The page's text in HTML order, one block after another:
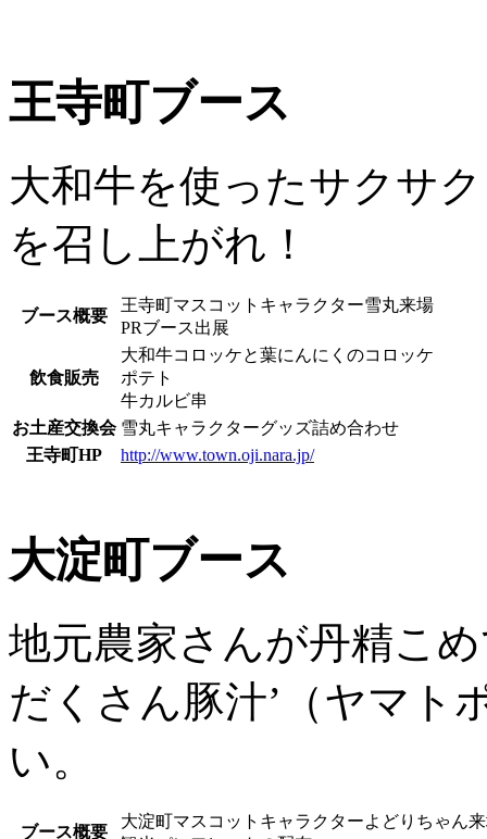
王寺町ブース
大和牛を使ったサクサ
を召し上がれ！
ブース概要
王寺町マスコットキャラクター雪丸来場
PRブース出展
飲食販売
大和牛コロッケと葉にんにくのコロッケ
ポテト
牛カルビ串
お土産交換会 雪丸キャラクターグッズ詰め合わせ
王寺町HP
http://www.town.oji.nara.jp/
大淀町ブース
地元農家さんが丹精こ
だくさん豚汁’（ヤマト
い。
ブース概要
大淀町マスコットキャラクターよどりちゃん